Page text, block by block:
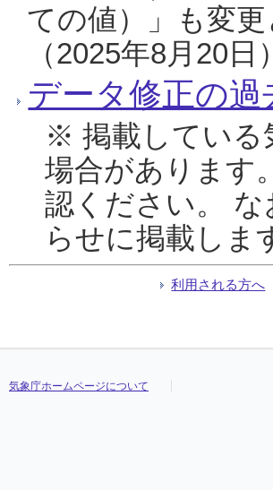
ての値）」も変
（2025年8月20日）
データ修正の
※ 掲載している
場合があります
認ください。
らせに掲載しま
利用される方へ
気象庁ホームページについて